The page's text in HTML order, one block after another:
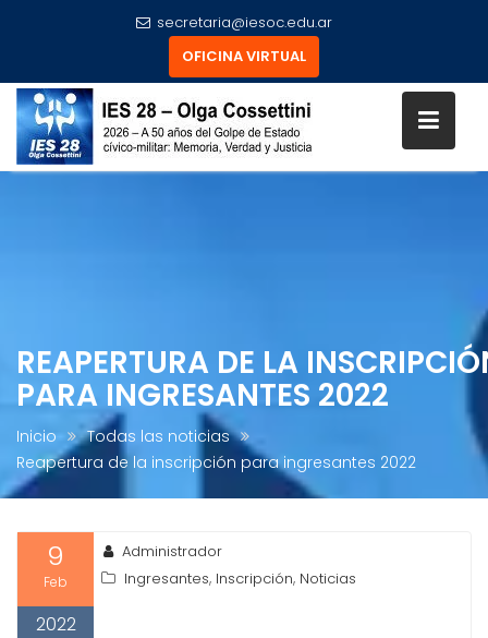
secretaria@iesoc.edu.ar
OFICINA VIRTUAL
REAPERTURA DE LA
PARA INGRESANTES 2022
Inicio
Todas las noticias
Reapertura de la inscripción para ingresantes 2022
9
Feb
2022
Administrador
Ingresantes, Inscripción, Noticias